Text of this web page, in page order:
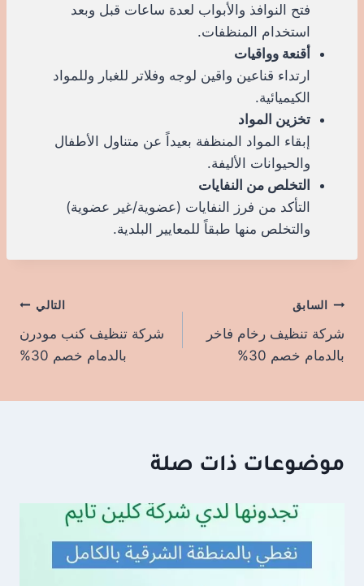
فتح النوافذ والأبواب لعدة ساعات قبل وبعد
استخدام المنظفات.
أقنعة وواقيات
ارتداء قناعين واقين لوجه وفلاتر للغبار وللمواد
الكيميائية.
تخزين المواد
إبقاء المواد المنظفة بعيداً عن متناول الأطفال
والحيوانات الأليفة.
التخلص من النفايات
التأكد من فرز النفايات (عضوية/غير عضوية)
والتخلص منها طبقاً للمعايير البلدية.
تصفّح
المقالات
السابق
شركة تنظيف رخام فاخر
بالدمام خصم 30%
التالي
شركة تنظيف كنب مودرن
بالدمام خصم 30%
موضوعات ذات صلة